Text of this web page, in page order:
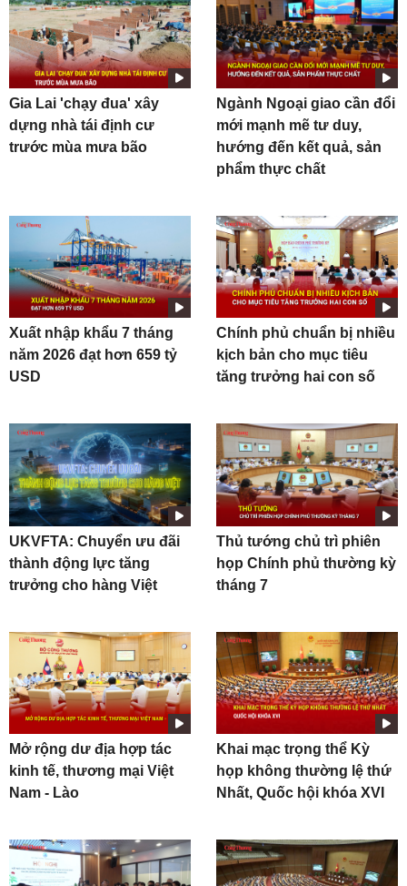
Gia Lai 'chạy đua' xây
dựng nhà tái định cư
trước mùa mưa bão
Ngành Ngoại giao cần đổi
mới mạnh mẽ tư duy,
hướng đến kết quả, sản
phẩm thực chất
Xuất nhập khẩu 7 tháng
năm 2026 đạt hơn 659 tỷ
USD
Chính phủ chuẩn bị nhiều
kịch bản cho mục tiêu
tăng trưởng hai con số
UKVFTA: Chuyển ưu đãi
thành động lực tăng
trưởng cho hàng Việt
Thủ tướng chủ trì phiên
họp Chính phủ thường kỳ
tháng 7
Mở rộng dư địa hợp tác
kinh tế, thương mại Việt
Nam - Lào
Khai mạc trọng thể Kỳ
họp không thường lệ thứ
Nhất, Quốc hội khóa XVI